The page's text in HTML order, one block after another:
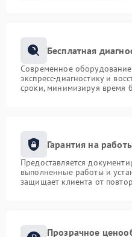
Бесплатная
Современное
экспресс-диагностику и
сроки, минимизируя время
Гарантия на
Предоставляется
выполненные работы и
защищает клиента от
Прозрачное